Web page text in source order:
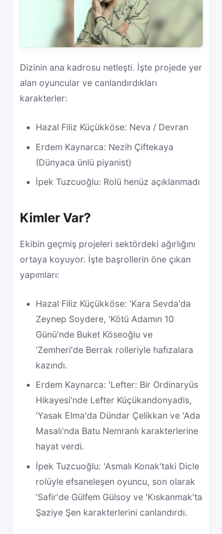
Dizinin ana kadrosu netleşti. İşte projede yer
alan oyuncular ve canlandırdıkları
karakterler:
Hazal Filiz Küçükköse: Neva / Devran
Erdem Kaynarca: Nezih Çiftekaya
(Dünyaca ünlü piyanist)
İpek Tuzcuoğlu: Rolü henüz açıklanmadı
Kimler Var?
Ekibin geçmiş projeleri sektördeki ağırlığını
ortaya koyuyor. İşte başrollerin öne çıkan
yapımları:
Hazal Filiz Küçükköse: 'Kara Sevda'da
Zeynep Soydere, 'Kötü Adamın 10
Günü'nde Buket Köseoğlu ve
'Zemheri'de Berrak rolleriyle hafızalara
kazındı.
Erdem Kaynarca: 'Lefter: Bir Ordinaryüs
Hikayesi'nde Lefter Küçükandonyadis,
'Yasak Elma'da Dündar Çelikkan ve 'Ada
Masalı'nda Batu Nemranlı karakterlerine
hayat verdi.
İpek Tuzcuoğlu: 'Asmalı Konak'taki Dicle
rolüyle efsaneleşen oyuncu, son olarak
'Safir'de Gülfem Gülsoy ve 'Kıskanmak'ta
Şaziye Şen karakterlerini canlandırdı.